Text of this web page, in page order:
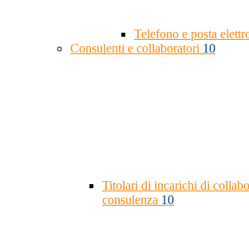
Telefono e posta
Consulenti e collaboratori 10
Titolari di incarichi di
consulenza 10